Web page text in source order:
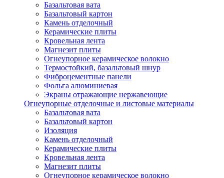
Базальтовая вата
Базальтовый картон
Камень отделочный
Керамические плиты
Кровельная лента
Магнезит плиты
Огнеупорное керамическое волокно
Термостойкий, базальтовый шнур
Фиброцементные панели
Фольга алюминиевая
Экраны отражающие нержавеющие
Огнеупорные отделочные и листовые материалы
Базальтовая вата
Базальтовый картон
Изоляция
Камень отделочный
Керамические плиты
Кровельная лента
Магнезит плиты
Огнеупорное керамическое волокно